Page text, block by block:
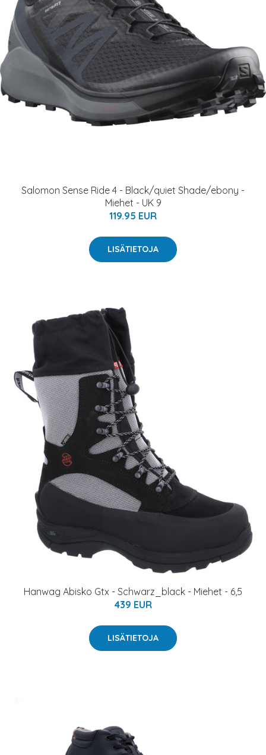
Salomon Sense Ride 4 - Black/quiet Shade/ebony -
Miehet - UK 9
119.95 EUR
LISÄTIETOJA
Hanwag Abisko Gtx - Schwarz_black - Miehet - 6,5
439 EUR
LISÄTIETOJA